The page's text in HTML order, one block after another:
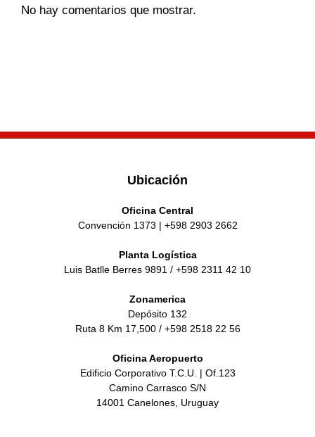
No hay comentarios que mostrar.
Ubicación
Oficina Central
Convención 1373 | +598 2903 2662
Planta Logística
Luis Batlle Berres 9891 / +598 2311 42 10
Zonamerica
Depósito 132
Ruta 8 Km 17,500 / +598 2518 22 56
Oficina Aeropuerto
Edificio Corporativo T.C.U. | Of.123
Camino Carrasco S/N
14001 Canelones, Uruguay